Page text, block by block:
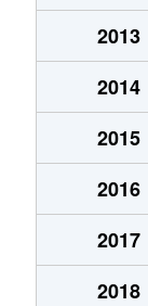
2013
2014
2015
2016
2017
2018